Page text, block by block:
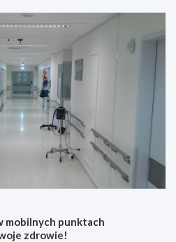
mobilnych punktach
zdrowie!